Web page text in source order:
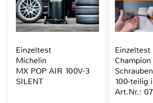
Einzeltest
Michelin
MX POP AIR 100V-3
SILENT
Einzeltest
Champion
100-teilig
Art.Nr.: